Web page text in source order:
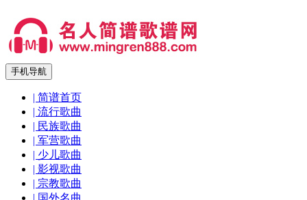
手机导航
| 简谱首页
| 流行歌曲
| 民族歌曲
| 军营歌曲
| 少儿歌曲
| 影视歌曲
| 宗教歌曲
| 国外名曲